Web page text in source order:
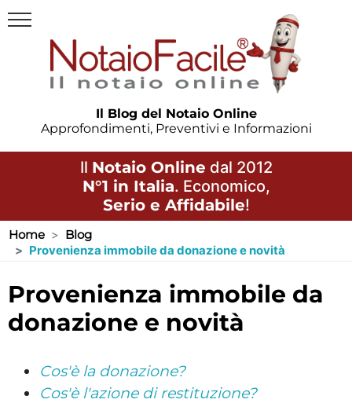
Il Blog del Notaio Online
Approfondimenti, Preventivi e Informazioni
Il Notaio Online dal 2012
N°1 in Italia. Economico,
Serio e Affidabile!
Home
Blog
Provenienza immobile da donazione e novità
provenienza immobile da
donazione e novità
Cos'è la donazione?
Cos'è l'azione di restituzione?